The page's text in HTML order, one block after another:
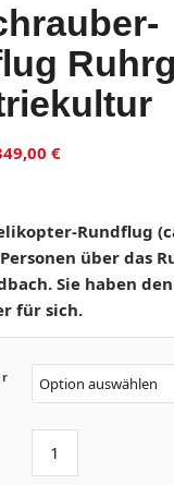
€
Rundflug
über das
Sie haben
für sich.